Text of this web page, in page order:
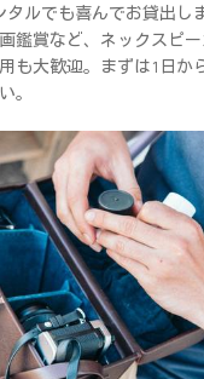
タルでも喜んでお貸出し
鑑賞など、ネックスピ
も大歓迎。まずは1日か
。